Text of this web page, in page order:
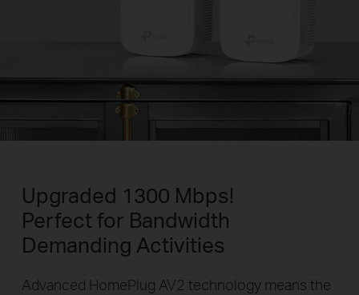
Upgraded 1300 Mbps!
Perfect for Bandwidth
Demanding Activities
Advanced HomePlug AV2 technology means the